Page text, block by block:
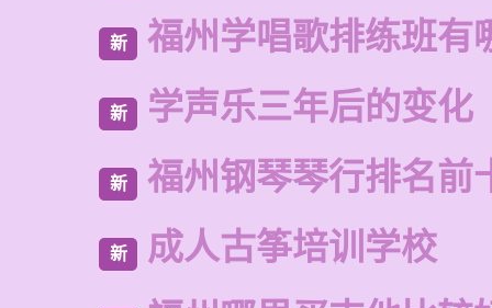
新 福州学唱歌排练班有
新 学声乐三年后的变化
新 福州钢琴琴行排名前
新 成人古筝培训学校